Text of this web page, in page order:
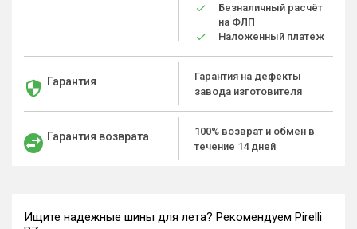
Безналичный расчёт
на ФЛП
Наложенный платеж
Гарантия
Гарантия на дефекты
завода изготовителя
Гарантия возврата
100% возврат и обмен в
течение 14 дней
Ищите надежные шины для лета? Рекомендуем Pirelli